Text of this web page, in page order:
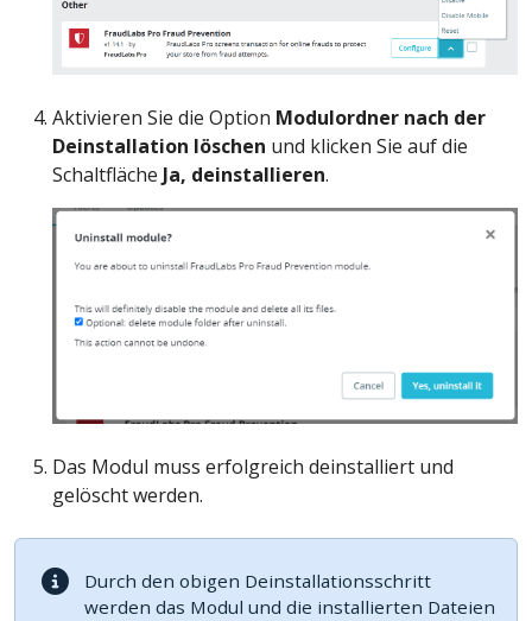
Aktivieren Sie die Option Modulordner nach der
Deinstallation löschen und klicken Sie auf die
Schaltfläche Ja, deinstallieren.
Das Modul muss erfolgreich deinstalliert und
gelöscht werden.
Durch den obigen Deinstallationsschritt
werden das Modul und die installierten Dateien